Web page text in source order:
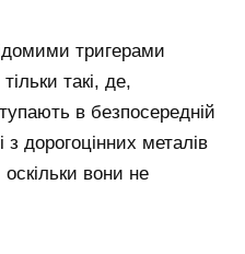
тригерами
такі, де,
в безпосередній
з дорогоцінних металів
вони не